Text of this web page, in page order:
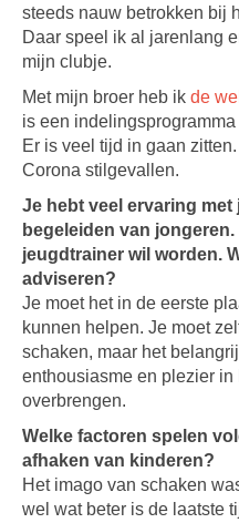
steeds nauw betrokken bij
Daar speel ik al jarenlang
mijn clubje.
Met mijn broer heb ik de
is een
Er is veel tijd in gaan
Corona stilgevallen.
Je hebt veel ervaring
begeleiden van jongeren.
jeugdtrainer wil worden.
adviseren?
Je moet het in de eerste
kunnen helpen. Je moet
schaken, maar het
enthousiasme en plezier in
overbrengen.
Welke factoren spelen
afhaken van kinderen?
Het imago van schaken
wel wat beter is de laatste